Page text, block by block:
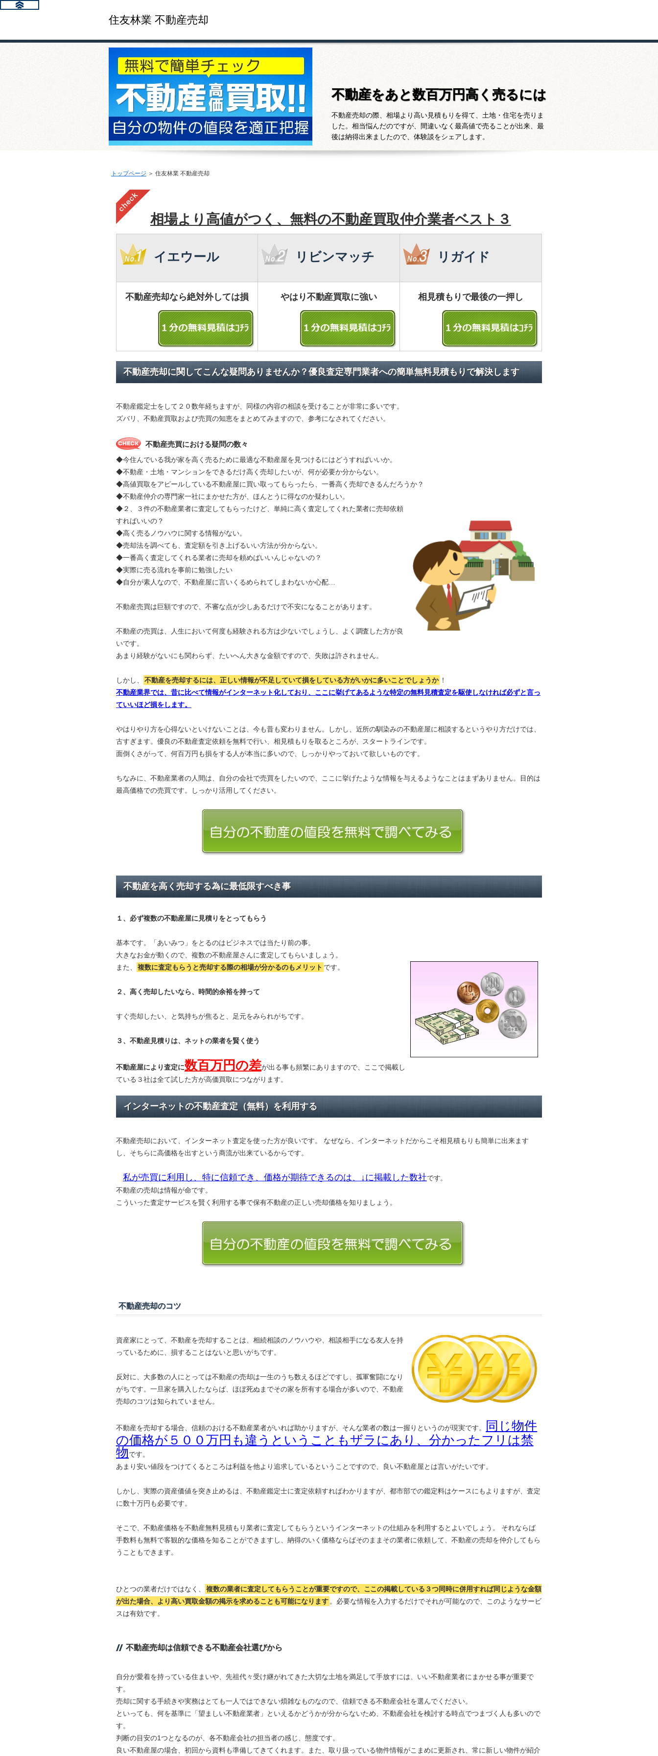
住友林業 不動産売却
不動産をあと数百万円高く売るには
不動産売却の際、相場より高い見積もりを得て、土地・住宅を売りま
した。相当悩んだのですが、間違いなく最高値で売ることが出来、最
後は納得出来ましたので、体験談をシェアします。
トップページ ＞ 住友林業 不動産売却
相場より高値がつく、無料の不動産買取仲介業者ベスト３
イエウール リビンマッチ リガイド
不動産売却なら絶対外しては損 やはり不動産買取に強い 相見積もりで最後の一押し
不動産売却に関してこんな疑問ありませんか？優良査定専門業者への簡単無料見積もりで解決します
不動産鑑定士をして２０数年経ちますが、同様の内容の相談を受けることが非常に多いです。
ズバリ、不動産買取および売買の知恵をまとめてみますので、参考になされてください。
不動産売買における疑問の数々
◆今住んでいる我が家を高く売るために最適な不動産屋を見つけるにはどうすればいいか。
◆不動産・土地・マンションをできるだけ高く売却したいが、何が必要か分からない。
◆高値買取をアピールしている不動産屋に買い取ってもらったら、一番高く売却できるんだろうか？
◆不動産仲介の専門家一社にまかせた方が、ほんとうに得なのか疑わしい。
◆２、３件の不動産業者に査定してもらったけど、単純に高く査定してくれた業者に売却依頼
すればいいの？
◆高く売るノウハウに関する情報がない。
◆売却法を調べても、査定額を引き上げるいい方法が分からない。
◆一番高く査定してくれる業者に売却を頼めばいいんじゃないの？
◆実際に売る流れを事前に勉強したい
◆自分が素人なので、不動産屋に言いくるめられてしまわないか心配…
不動産売買は巨額ですので、不審な点が少しあるだけで不安になることがあります。
不動産の売買は、人生において何度も経験される方は少ないでしょうし、よく調査した方が良
いです。
あまり経験がないにも関わらず、たいへん大きな金額ですので、失敗は許されません。
しかし、 不動産を売却するには、正しい情報が不足していて損をしている方がいかに多いことでしょうか ！
不動産業界では、昔に比べて情報がインターネット化しており、ここに挙げてあるような特定の無料見積査定を駆使しなければ必ずと言っ
ていいほど損をします。
やはりやり方を心得ないといけないことは、今も昔も変わりません。しかし、近所の馴染みの不動産屋に相談するというやり方だけでは、
古すぎます。優良の不動産査定依頼を無料で行い、相見積もりを取るところが、スタートラインです。
面倒くさがって、何百万円も損をする人が本当に多いので、しっかりやっておいて欲しいものです。
ちなみに、不動産業者の人間は、自分の会社で売買をしたいので、ここに挙げたような情報を与えるようなことはまずありません。目的は
最高価格での売買です。しっかり活用してください。
不動産を高く売却する為に最低限すべき事
１、必ず複数の不動産屋に見積り をとってもらう
基本です。「あいみつ」をとるのはビジネスでは当たり前の事。
大きなお金が動くので、複数の不動産屋さんに査定してもらいましょう。
また、
複数に査定もらうと売却する際の相場が分かるのもメリット です。
２、高く売却したいなら、時間的余裕を持って
すぐ売却したい、と気持ちが焦ると、足元をみられがちです。
３、不動産見積りは、ネットの業者を賢く使う
不動産屋により査定に数百万円の差が出る事も頻繁にありますので、ここで掲載し
ている３社は全て試した方が高価買取につながります。
インターネットの不動産査定（無料）を利用する
不動産売却において、インターネット査定を使った方が良いです。 なぜなら、インターネットだからこそ相見積もりも簡単に出来ます
し、そちらに高価格を出すという商流が出来ているからです。
私が売買に利用し、特に信頼でき、価格が期待できるのは、↓に掲載した数社です。
不動産の売却は情報が命です。
こういった査定サービスを賢く利用する事で保有不動産の正しい売却価格を知りましょう。
不動産売却のコツ
資産家にとって、不動産を売却することは、相続相談のノウハウや、相談相手になる友人を持
っているために、損することはないと思いがちです。
反対に、大多数の人にとっては不動産の売却は一生のうち数えるほどですし、孤軍奮闘になり
がちです。一旦家を購入したならば、ほぼ死ぬまでその家を所有する場合が多いので、不動産
売却のコツは知られていません。
不動産を売却する場合、信頼のおける不動産業者がいれば助かりますが、そんな業者の数は一握りというのが現実です。
同じ物件
の価格が５００万円も違うということもザラにあり、分かったフリは禁
物です。
あまり安い値段をつけてくるところは利益を他より追求しているということですので、良い不動産屋とは言いがたいです。
しかし、実際の資産価値を突き止めるは、不動産鑑定士に査定依頼すればわかりますが、都市部での鑑定料はケースにもよりますが、査定
に数十万円も必要です。
そこで、不動産価格を不動産無料見積もり業者に査定してもらうというインターネットの仕組みを利用するとよいでしょう。 それならば
手数料も無料で客観的な価格を知ることができますし、納得のいく価格ならばそのままその業者に依頼して、不動産の売却を仲介してもら
うこともできます。
ひとつの業者だけではなく、
複数の業者に査定してもらうことが重要ですので、ここの掲載している３つ同時に併用すれば同じような金額
が出た場合、より高い買取金額の掲示を求めることも可能になります 。必要な情報を入力するだけでそれが可能なので、このようなサービ
スは有効です。
不動産売却は信頼できる不動産会社選びから
自分が愛着を持っている住まいや、先祖代々受け継がれてきた大切な土地を満足して手放すには、いい不動産業者にまかせる事が重要で
す。
売却に関する手続きや実務はとても一人ではできない煩雑なものなので、信頼できる不動産会社を選んでください。
といっても、何を基準に「望ましい不動産業者」といえるかどうかが分からないため、不動産会社を検討する時点でつまづく人も多いので
す。
判断の目安の1つとなるのが、各不動産会社の担当者の感じ、態度です。
良い不動産屋の場合、初回から資料も準備してきてくれます。また、取り扱っている物件情報がこまめに更新され、常に新しい物件が紹介